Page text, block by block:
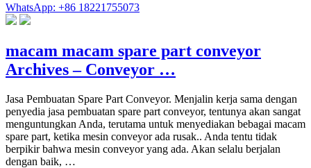
WhatsApp: +86 18221755073
macam macam spare part conveyor
Archives – Conveyor …
Jasa Pembuatan Spare Part Conveyor. Menjalin kerja sama dengan
penyedia jasa pembuatan spare part conveyor, tentunya akan sangat
menguntungkan Anda, terutama untuk menyediakan bebagai macam
spare part, ketika mesin conveyor ada rusak.. Anda tentu tidak
berpikir bahwa mesin conveyor yang ada. Akan selalu berjalan
dengan baik, …